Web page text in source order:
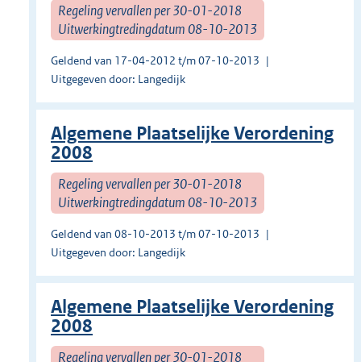
Regeling vervallen per 30-01-2018
Uitwerkingtredingdatum 08-10-2013
Geldend van 17-04-2012 t/m 07-10-2013
Uitgegeven door: Langedijk
Algemene Plaatselijke Verordening
2008
Regeling vervallen per 30-01-2018
Uitwerkingtredingdatum 08-10-2013
Geldend van 08-10-2013 t/m 07-10-2013
Uitgegeven door: Langedijk
Algemene Plaatselijke Verordening
2008
Regeling vervallen per 30-01-2018